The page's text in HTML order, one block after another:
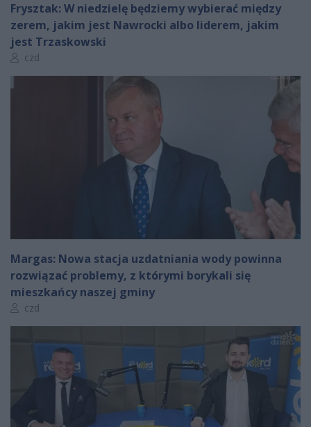
Frysztak: W niedzielę będziemy wybierać między
zerem, jakim jest Nawrocki albo liderem, jakim
jest Trzaskowski
Autor artykułu:
czd
Margas: Nowa stacja uzdatniania wody powinna
rozwiązać problemy, z którymi borykali się
mieszkańcy naszej gminy
Autor artykułu:
czd